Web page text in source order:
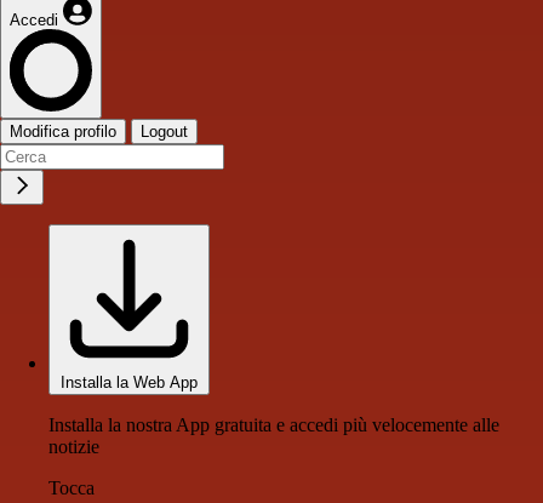
Accedi
Modifica profilo Logout
Installa la Web App
Installa la nostra App gratuita e accedi più velocemente alle
notizie
Tocca